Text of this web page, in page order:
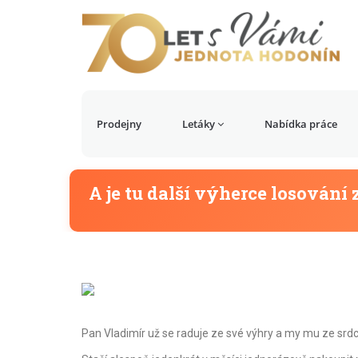
Prodejny Letáky Nabídka práce
A je tu další výherce losování
Pan Vladimír už se raduje ze své výhry a my mu ze